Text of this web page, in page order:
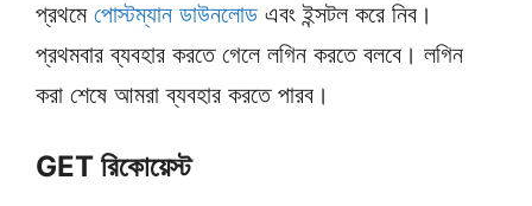
প্রথমে পোস্টম্যান ডাউনলোড এবং ইন্সটল করে নিব।
প্রথমবার ব্যবহার করতে গেলে লগিন করতে বলবে। লগিন
করা শেষে আমরা ব্যবহার করতে পারব।
GET রিকোয়েস্ট